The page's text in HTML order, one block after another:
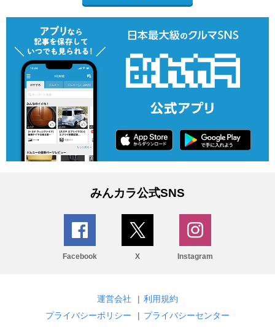
みんカラ公式SNS
Facebook X Instagram
運営会社 | 利用規約
プライバシーポリシー
| プライバシーセンター